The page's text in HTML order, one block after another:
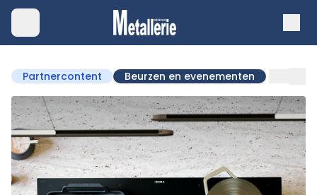
Partnercontent Beurzen en evenementen